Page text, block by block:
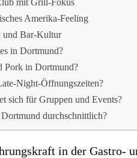
mit Grill-Fokus
Amerika-Feeling
und Bar-Kultur
in Dortmund?
Pork in Dortmund?
Night-Öffnungszeiten?
sich für Gruppen und Events?
durchschnittlich?
in der Gastro-